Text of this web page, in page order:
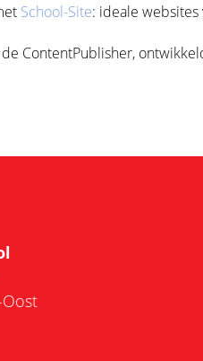
School-Site: ideale websites
ContentPublisher,